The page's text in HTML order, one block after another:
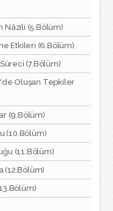
Nâzili (5.Bölüm)
Etkileri (6.Bölüm)
(7.Bölüm)
Oluşan Tepkiler
(9.Bölüm)
(10.Bölüm)
(11.Bölüm)
(12.Bölüm)